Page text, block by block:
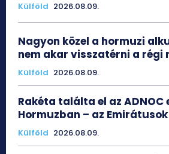
Külföld 2026.08.09.
Nagyon közel a hormuzi
nem akar visszatérni a régi
Külföld 2026.08.09.
Rakéta találta el az
Hormuzban – az
Külföld 2026.08.09.